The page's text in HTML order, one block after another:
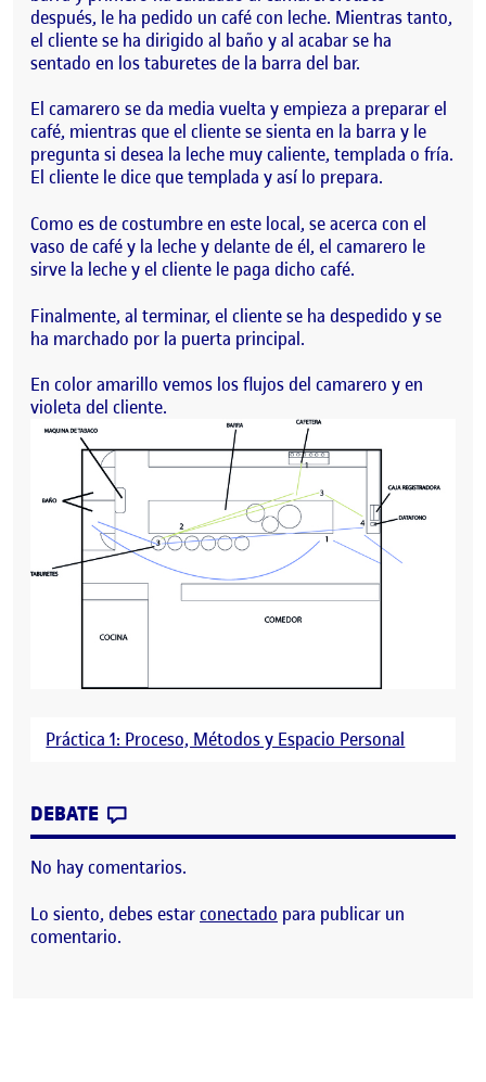
después, le ha pedido un café con leche. Mientras tanto,
el cliente se ha dirigido al baño y al acabar se ha
sentado en los taburetes de la barra del bar.
El camarero se da media vuelta y empieza a preparar el
café, mientras que el cliente se sienta en la barra y le
pregunta si desea la leche muy caliente, templada o fría.
El cliente le dice que templada y así lo prepara.
Como es de costumbre en este local, se acerca con el
vaso de café y la leche y delante de él, el camarero le
sirve la leche y el cliente le paga dicho café.
Finalmente, al terminar, el cliente se ha despedido y se
ha marchado por la puerta principal.
En color amarillo vemos los flujos del camarero y en
violeta del cliente.
Práctica 1: Proceso, Métodos y Espacio Personal
DEBATE
No hay comentarios.
Lo siento, debes estarconectado para publicar un
comentario.